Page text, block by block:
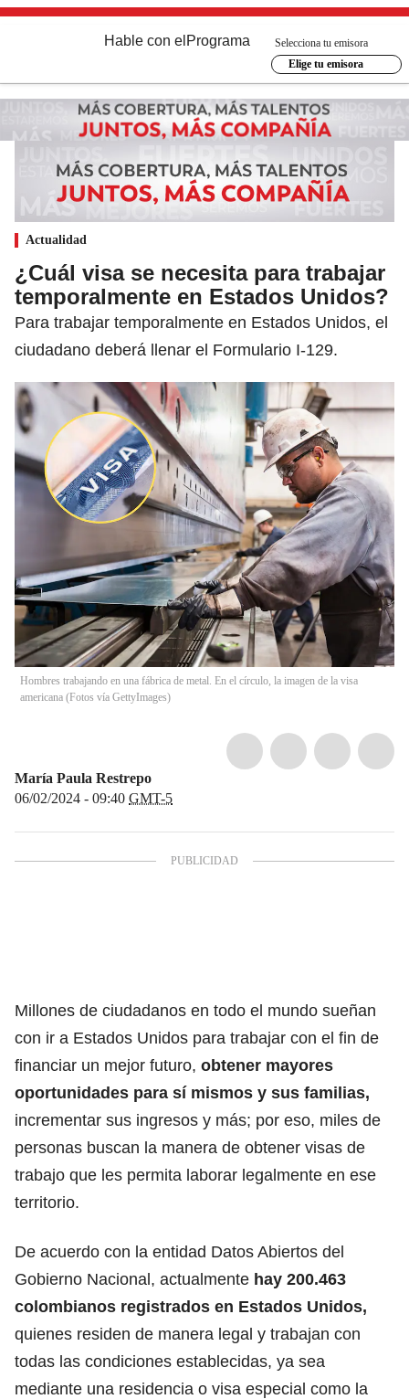
Hable con el Programa
Selecciona tu emisora
Elige tu emisora
Actualidad
¿Cuál visa se necesita para trabajar
temporalmente en Estados Unidos?
Para trabajar temporalmente en Estados Unidos, el
ciudadano deberá llenar el Formulario I-129.
Hombres trabajando en una fábrica de metal. En el círculo, la imagen de la visa
americana (Fotos vía GettyImages)
María Paula Restrepo
06/02/2024 - 09:40 GMT-5
Millones de ciudadanos en todo el mundo sueñan
con ir a Estados Unidos para trabajar con el fin de
financiar un mejor futuro, obtener mayores
oportunidades para sí mismos y sus familias,
incrementar sus ingresos y más; por eso, miles de
personas buscan la manera de obtener visas de
trabajo que les permita laborar legalmente en ese
territorio.
De acuerdo con la entidad Datos Abiertos del
Gobierno Nacional, actualmente hay 200.463
colombianos registrados en Estados Unidos,
quienes residen de manera legal y trabajan con
todas las condiciones establecidas, ya sea
mediante una residencia o visa especial como la